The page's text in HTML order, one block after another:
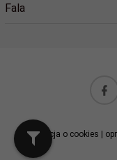
Fala
Informacja o cookies |